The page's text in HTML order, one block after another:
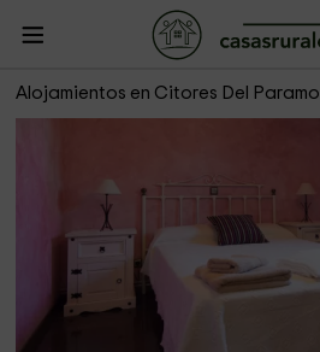
Alojamientos en Citores Del Paramo